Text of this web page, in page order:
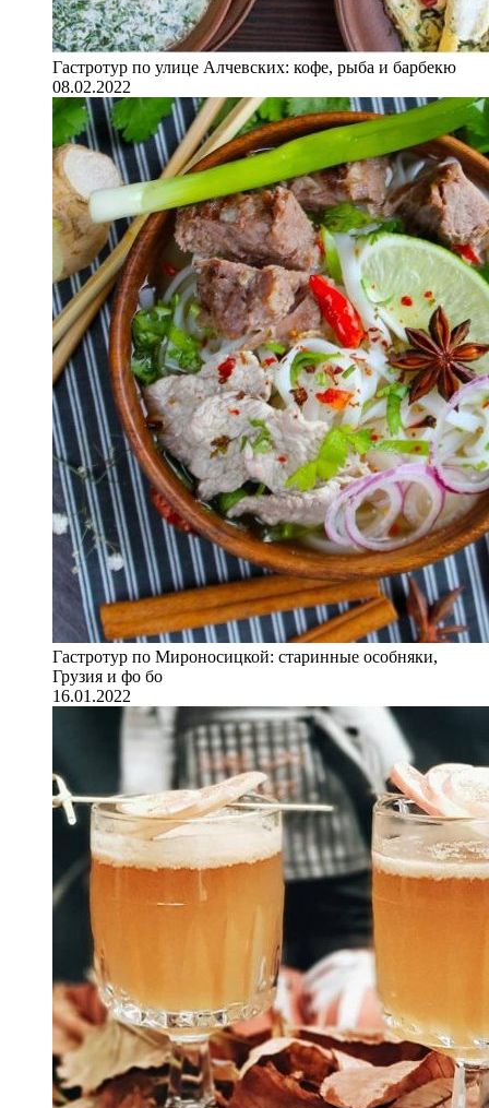
Гастротур по улице Алчевских: кофе, рыба и барбекю
08.02.2022
Гастротур по Мироносицкой: старинные особняки,
Грузия и фо бо
16.01.2022